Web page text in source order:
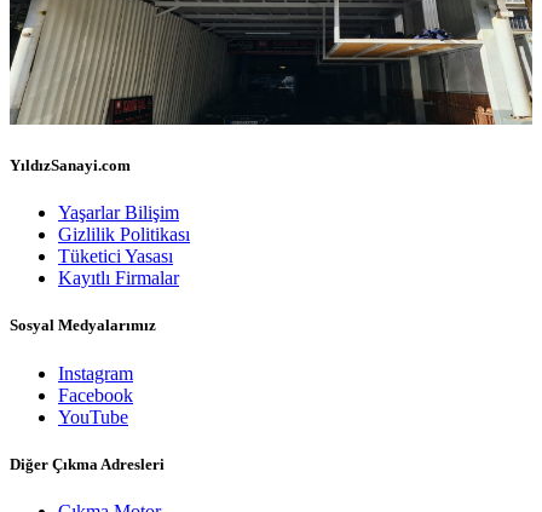
YıldızSanayi.com
Yaşarlar Bilişim
Gizlilik Politikası
Tüketici Yasası
Kayıtlı Firmalar
Sosyal Medyalarımız
Instagram
Facebook
YouTube
Diğer Çıkma Adresleri